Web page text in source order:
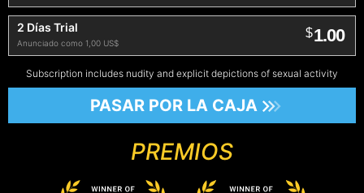
2 Días Trial
Anunciado como 1,00 US$
$1.00
Subscription includes nudity and explicit depictions of sexual activity
PASAR POR LA CAJA
PREMIOS